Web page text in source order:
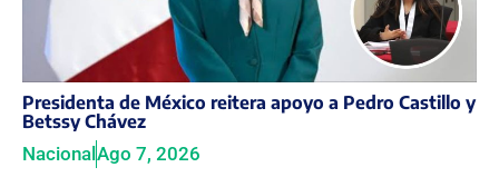
Presidenta de México reitera apoyo a Pedro Castillo y
Betssy Chávez
Nacional Ago 7, 2026